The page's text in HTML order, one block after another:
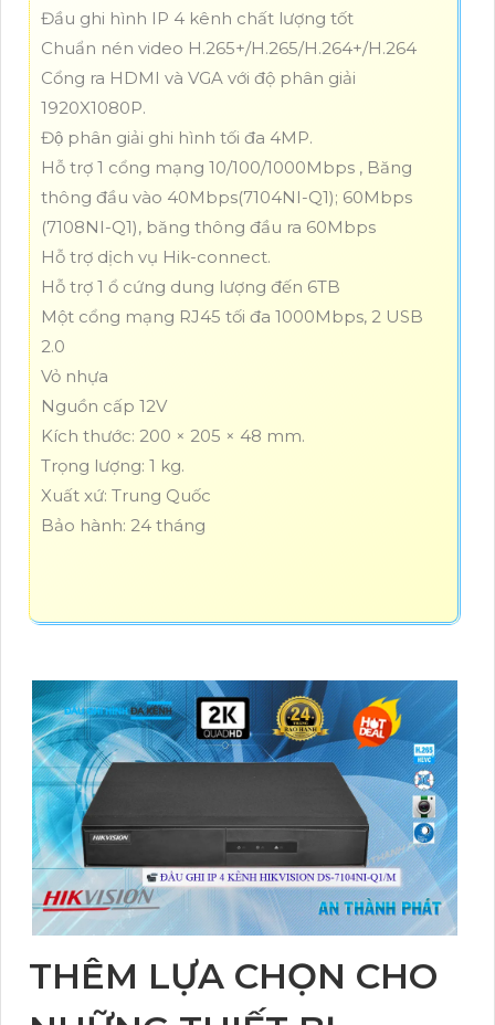
Đầu ghi hình IP 4 kênh chất lượng tốt
Chuẩn nén video H.265+/H.265/H.264+/H.264
Cổng ra HDMI và VGA với độ phân giải
1920X1080P.
Độ phân giải ghi hình tối đa 4MP.
Hỗ trợ 1 cổng mạng 10/100/1000Mbps , Băng
thông đầu vào 40Mbps(7104NI-Q1); 60Mbps
(7108NI-Q1), băng thông đầu ra 60Mbps
Hỗ trợ dịch vụ Hik-connect.
Hỗ trợ 1 ổ cứng dung lượng đến 6TB
Một cổng mạng RJ45 tối đa 1000Mbps, 2 USB
2.0
Vỏ nhựa
Nguồn cấp 12V
Kích thước: 200 × 205 × 48 mm.
Trọng lượng: 1 kg.
Xuất xứ: Trung Quốc
Bảo hành: 24 tháng
THÊM LỰA CHỌN CHO